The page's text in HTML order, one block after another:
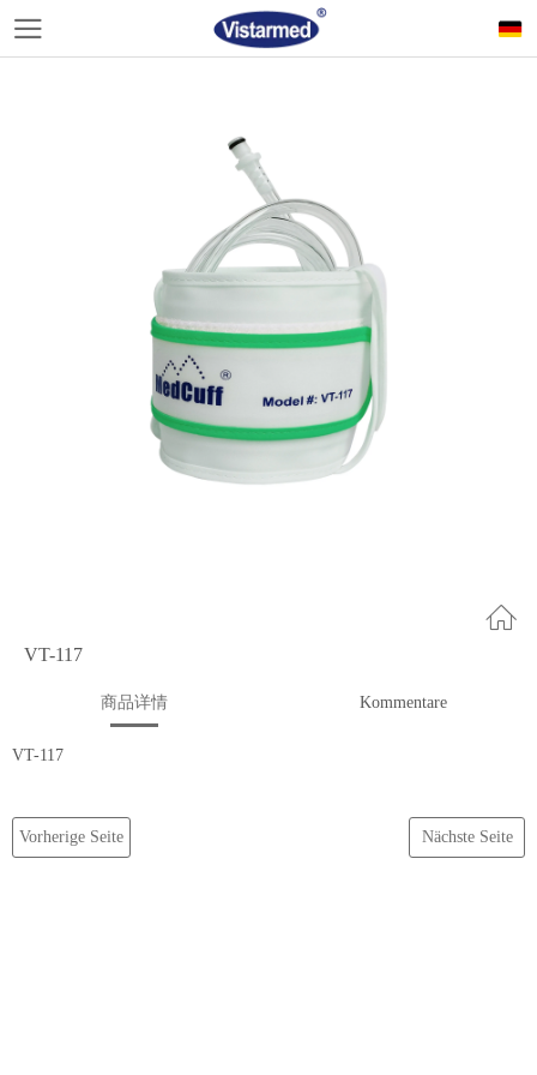
VT-117
商品详情 Kommentare
VT-117
Vorherige Seite Nächste Seite